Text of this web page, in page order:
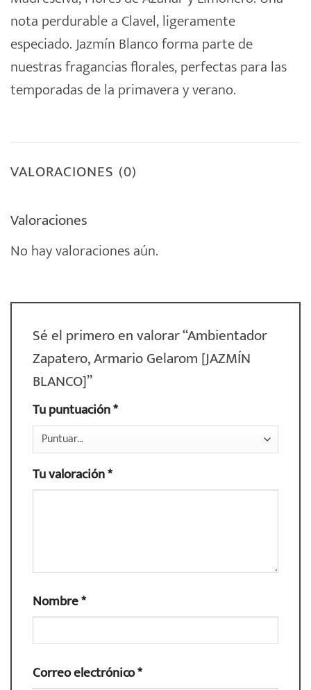
nota perdurable a Clavel, ligeramente
especiado. Jazmín Blanco forma parte de
nuestras fragancias florales, perfectas para las
temporadas de la primavera y verano.
VALORACIONES (0)
Valoraciones
No hay valoraciones aún.
Sé el primero en valorar “Ambientador
Zapatero, Armario Gelarom [JAZMÍN
BLANCO]”
Tu puntuación*
Tu valoración*
Nombre*
Correo electrónico*